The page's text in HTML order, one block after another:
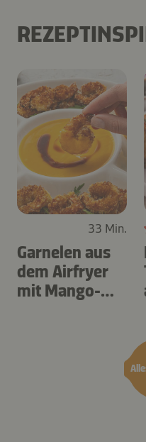
33 Min.
Garnelen aus
dem Airfryer
mit Mango-